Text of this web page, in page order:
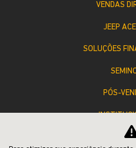
VENDAS
JEEP
SOLUÇÕES
PÓS-
LOJA DE